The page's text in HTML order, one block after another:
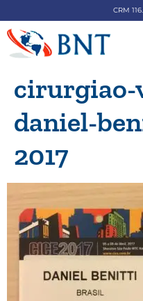
CRM
cirurgiao-
daniel-
2017